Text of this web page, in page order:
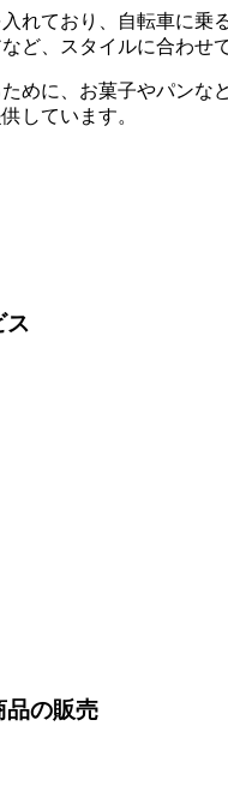
れており、自転車に
ど、スタイルに合わせ
めに、お菓子やパンな
しています。
ス
品の販売